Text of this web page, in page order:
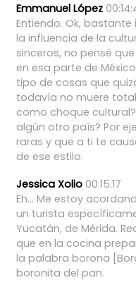
Emmanuel López
Entiendo. Ok, bastante
la influencia de la
sinceros, no pensé que
en esa parte de
tipo de cosas que
todavía no muere
como choque cultural?
algún otro país? Por
raras y que a ti te
de ese estilo.
Jessica Xolio 00:15:17
Eh... Me estoy
un turista
Yucatán, de Mérida.
que en la cocina
la palabra borona
boronita del pan.